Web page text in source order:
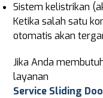
Sistem kelistrikan
Ketika salah satu
otomatis akan
Jika Anda
layanan
Service Sliding